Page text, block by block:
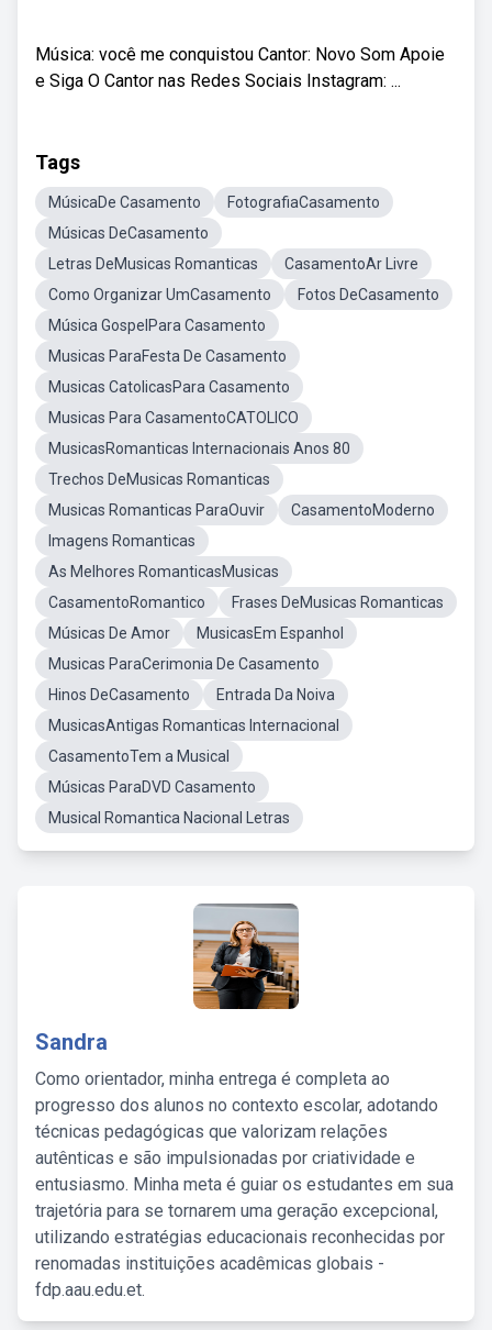
Música: você me conquistou Cantor: Novo Som Apoie
e Siga O Cantor nas Redes Sociais Instagram: ...
Tags
MúsicaDe Casamento
FotografiaCasamento
Músicas DeCasamento
Letras DeMusicas Romanticas
CasamentoAr Livre
Como Organizar UmCasamento
Fotos DeCasamento
Música GospelPara Casamento
Musicas ParaFesta De Casamento
Musicas CatolicasPara Casamento
Musicas Para CasamentoCATOLICO
MusicasRomanticas Internacionais Anos 80
Trechos DeMusicas Romanticas
Musicas Romanticas ParaOuvir
CasamentoModerno
Imagens Romanticas
As Melhores RomanticasMusicas
CasamentoRomantico
Frases DeMusicas Romanticas
Músicas De Amor
MusicasEm Espanhol
Musicas ParaCerimonia De Casamento
Hinos DeCasamento
Entrada Da Noiva
MusicasAntigas Romanticas Internacional
CasamentoTem a Musical
Músicas ParaDVD Casamento
Musical Romantica Nacional Letras
Sandra
Como orientador, minha entrega é completa ao
progresso dos alunos no contexto escolar, adotando
técnicas pedagógicas que valorizam relações
autênticas e são impulsionadas por criatividade e
entusiasmo. Minha meta é guiar os estudantes em sua
trajetória para se tornarem uma geração excepcional,
utilizando estratégias educacionais reconhecidas por
renomadas instituições acadêmicas globais -
fdp.aau.edu.et.